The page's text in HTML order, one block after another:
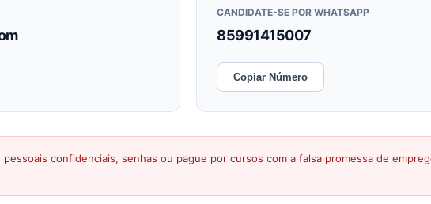
CANDIDATE-SE POR WHATSAPP
85991415007
Copiar Número
confidenciais, senhas ou pague por cursos com a falsa promessa de